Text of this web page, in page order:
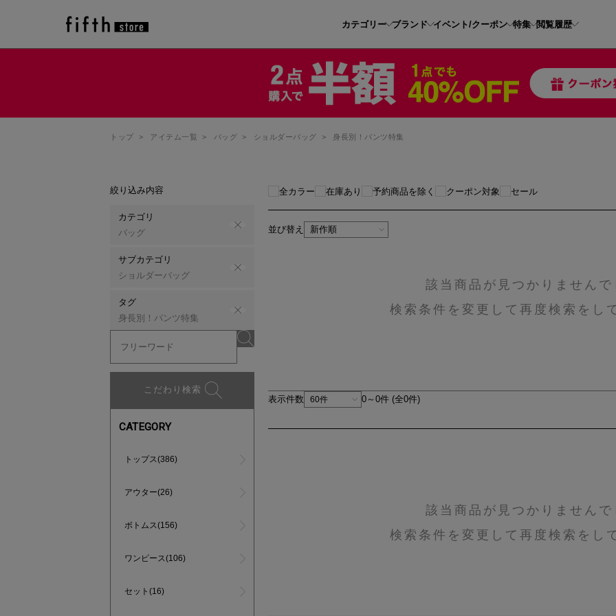
カテゴリー ブランド イベント/クーポン 特集 閲覧履歴
トップ > アイテム一覧 > バッグ > ショルダーバッグ > 身長別！パンツ特集
絞り込み内容
カテゴリ
バッグ
サブカテゴリ
ショルダーバッグ
タグ
身長別！パンツ特集
こだわり検索
CATEGORY
トップス(386)
アウター(26)
ボトムス(156)
ワンピース(106)
セット(16)
全カラー 在庫あり 予約商品を除く クーポン対象 セール
並び替え
該当商品が見つかりませんで
検索条件を変更して再度検索をし
表示件数 0～0件 (全0件)
該当商品が見つかりませんで
検索条件を変更して再度検索をし